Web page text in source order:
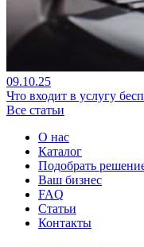
09.10.25
Что входит в услугу
Все статьи
О нас
Каталог
Подобрать
Ваш бизнес
FAQ
Статьи
Контакты